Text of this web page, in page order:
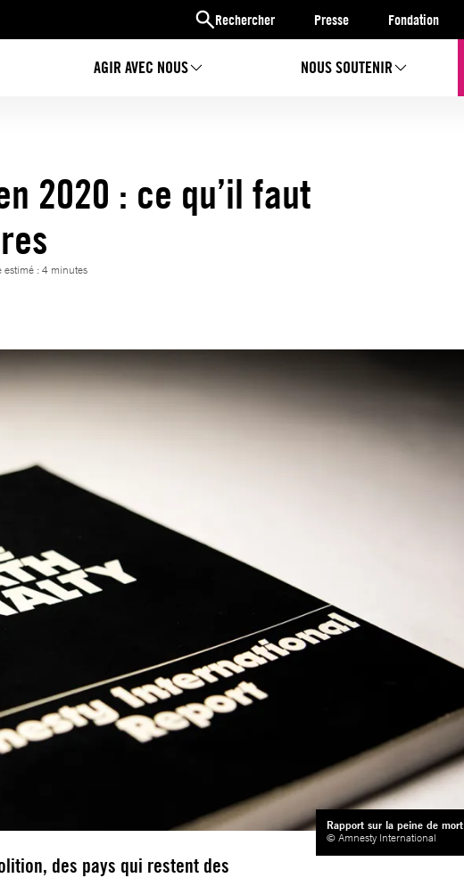
Rechercher Presse Fondation
AGIR AVEC NOUS NOUS SOUTENIR
2020 : ce qu’il faut
estimé : 4 minutes
Rapport sur la peine de mort
© Amnesty International
des pays qui restent des